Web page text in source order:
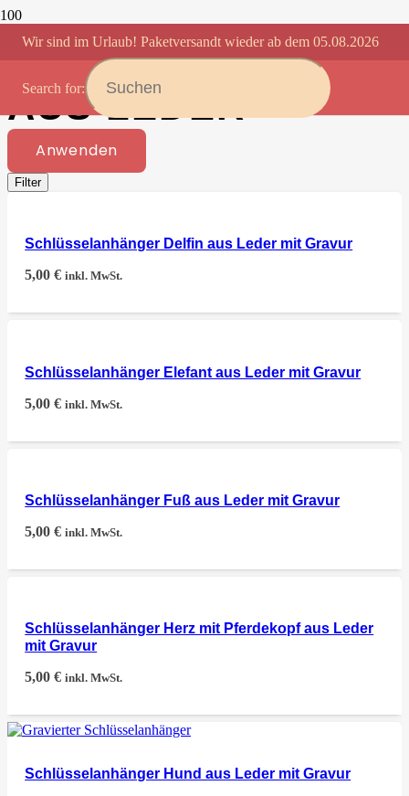
Wir sind im Urlaub! Paketversandt wieder ab dem 05.08.2026
Search for:
AUS LEDER
Anwenden
Filter
Schlüsselanhänger Delfin aus Leder mit Gravur
5,00€ inkl. MwSt.
Schlüsselanhänger Elefant aus Leder mit Gravur
5,00€ inkl. MwSt.
Schlüsselanhänger Fuß aus Leder mit Gravur
5,00€ inkl. MwSt.
Schlüsselanhänger Herz mit Pferdekopf aus Leder
mit Gravur
5,00€ inkl. MwSt.
Schlüsselanhänger Hund aus Leder mit Gravur